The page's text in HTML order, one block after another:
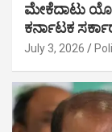
ಮೇಕೆದಾಟು
ಕರ್ನಾಟಕ
July 3, 2026